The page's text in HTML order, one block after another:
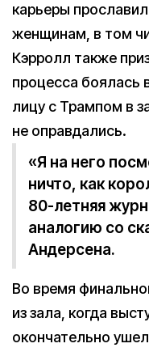
карьеры
женщинам, в том
Кэрролл также
процесса боялась
лицу с Трампом в
не оправдались.
«Я на него
ничто, как
80-летняя
аналогию со
Андерсена.
Во время
из зала, когда
окончательно